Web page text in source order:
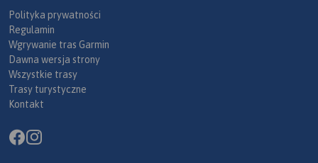
Polityka prywatności
Regulamin
Wgrywanie tras Garmin
Dawna wersja strony
Wszystkie trasy
Trasy turystyczne
Kontakt